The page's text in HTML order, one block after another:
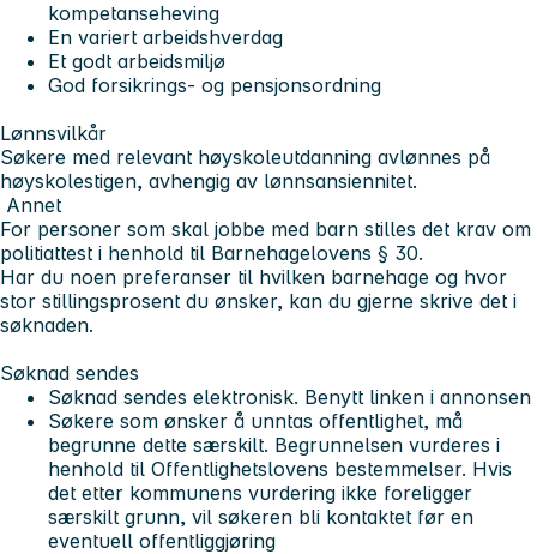
kompetanseheving
En variert arbeidshverdag
Et godt arbeidsmiljø
God forsikrings- og pensjonsordning
Lønnsvilkår
Søkere med relevant høyskoleutdanning avlønnes på
høyskolestigen, avhengig av lønnsansiennitet.
Annet
For personer som skal jobbe med barn stilles det krav om
politiattest i henhold til Barnehagelovens § 30.
Har du noen preferanser til hvilken barnehage og hvor
stor stillingsprosent du ønsker, kan du gjerne skrive det i
søknaden.
Søknad sendes
Søknad sendes elektronisk. Benytt linken i annonsen
Søkere som ønsker å unntas offentlighet, må
begrunne dette særskilt. Begrunnelsen vurderes i
henhold til Offentlighetslovens bestemmelser. Hvis
det etter kommunens vurdering ikke foreligger
særskilt grunn, vil søkeren bli kontaktet før en
eventuell offentliggjøring